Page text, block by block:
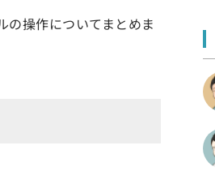
操作についてまとめま